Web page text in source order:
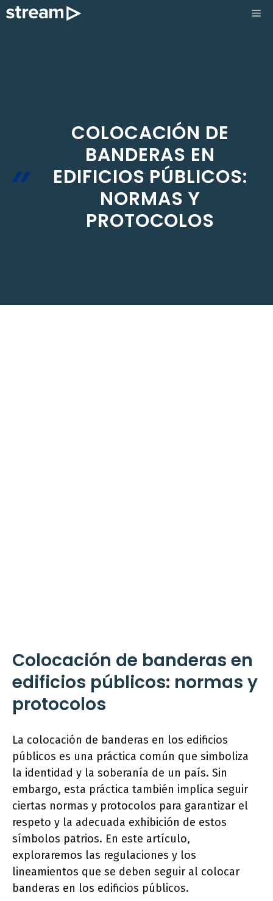
Saltar
COLOCACIÓN DE
BANDERAS EN
EDIFICIOS PÚBLICOS:
NORMAS Y
PROTOCOLOS
Colocación de banderas en
edificios públicos: normas y
protocolos
La colocación de banderas en los edificios
públicos es una práctica común que simboliza
la identidad y la soberanía de un país. Sin
embargo, esta práctica también implica seguir
ciertas normas y protocolos para garantizar el
respeto y la adecuada exhibición de estos
símbolos patrios. En este artículo,
exploraremos las regulaciones y los
lineamientos que se deben seguir al colocar
banderas en los edificios públicos.